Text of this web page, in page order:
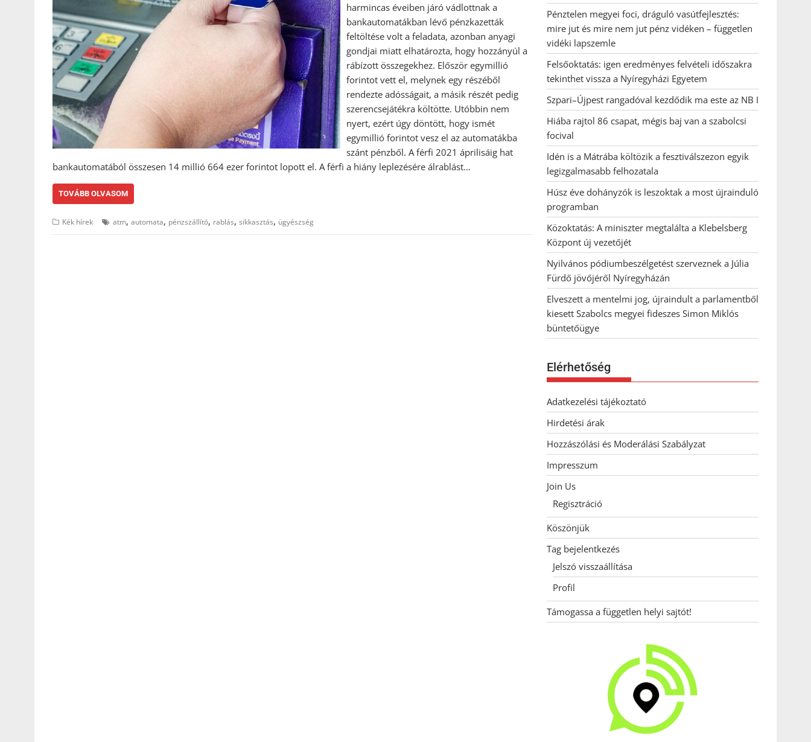
harmincas éveiben járó vádlottnak a
bankautomatákban lévő pénzkazetták
feltöltése volt a feladata, azonban anyagi
gondjai miatt elhatározta, hogy hozzányúl a
rábízott összegekhez. Először egymillió
forintot vett el, melynek egy részéből
rendezte adósságait, a másik részét pedig
szerencsejátékra költötte. Utóbbin nem
nyert, ezért úgy döntött, hogy ismét
egymillió forintot vesz el az automatákba
szánt pénzből. A férfi 2021 áprilisáig hat
bankautomatából összesen 14 millió 664 ezer forintot lopott el. A férfi a hiány leplezésére álrablást…
TOVÁBB OLVASOM
Kék hírek atm, automata, pénzszállító, rablás, sikkasztás, ügyészség
Pénztelen megyei foci, dráguló vasútfejlesztés:
mire jut és mire nem jut pénz vidéken – független
vidéki lapszemle
Felsőoktatás: igen eredményes felvételi időszakra
tekinthet vissza a Nyíregyházi Egyetem
Szpari–Újpest rangadóval kezdődik ma este az NB I
Hiába rajtol 86 csapat, mégis baj van a szabolcsi
focival
Idén is a Mátrába költözik a fesztiválszezon egyik
legizgalmasabb felhozatala
Húsz éve dohányzók is leszoktak a most újrainduló
programban
Közoktatás: A miniszter megtalálta a Klebelsberg
Központ új vezetőjét
Nyilvános pódiumbeszélgetést szerveznek a Júlia
Fürdő jövőjéről Nyíregyházán
Elveszett a mentelmi jog, újraindult a parlamentből
kiesett Szabolcs megyei fideszes Simon Miklós
büntetőügye
Elérhetőség
Adatkezelési tájékoztató
Hirdetési árak
Hozzászólási és Moderálási Szabályzat
Impresszum
Join Us
Regisztráció
Köszönjük
Tag bejelentkezés
Jelszó visszaállítása
Profil
Támogassa a független helyi sajtót!